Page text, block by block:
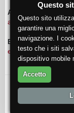
ADVERTISING
EVENTI
eventi@doctorwine.it
© 2018 DoctorWine
Questo
Questo sito
garantire una
navigazione. I
testo che i siti
dispositivo mobile
Accetto